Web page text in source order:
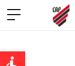
Open toolbar